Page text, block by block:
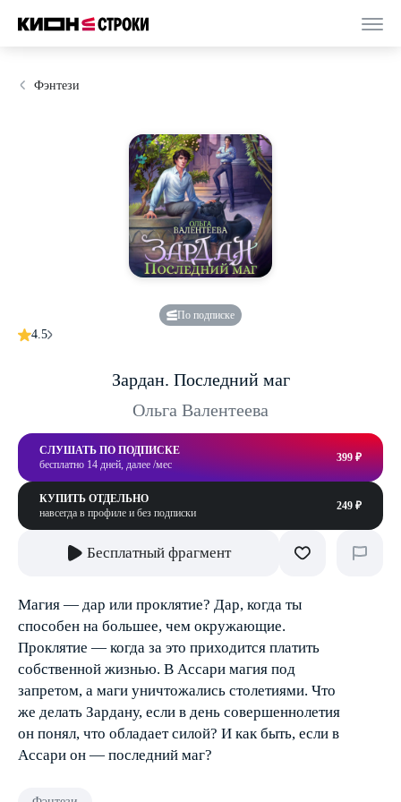
Фэнтези
По подписке
4.5
Зардан. Последний маг
Ольга Валентеева
СЛУШАТЬ ПО ПОДПИСКЕ
бесплатно 14 дней, далее /мес
399 ₽
КУПИТЬ ОТДЕЛЬНО
навсегда в профиле и без подписки
249 ₽
Бесплатный фрагмент
Магия — дар или проклятие? Дар, когда ты
способен на большее, чем окружающие.
Проклятие — когда за это приходится платить
собственной жизнью. В Ассари магия под
запретом, а маги уничтожались столетиями. Что
же делать Зардану, если в день совершеннолетия
он понял, что обладает силой? И как быть, если в
Ассари он — последний маг?